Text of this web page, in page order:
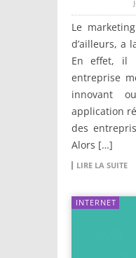
Le
d’ailleurs, a
En effet, il
entreprise
innovant
application
des
Alors […]
LIRE LA SUITE
INTERNET